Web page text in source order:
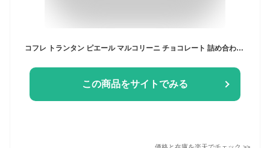
コフレ トランタン ピエール マルコリーニ チョコレート 詰め合わせ お中元 ギフト プレゼント セット 送料無料 お返し 誕生日 内祝い お祝い スイーツ 御礼
この商品をサイトでみる